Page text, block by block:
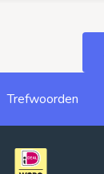
Trefwoorden